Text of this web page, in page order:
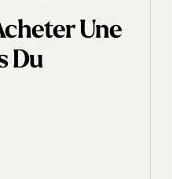
Une
Du